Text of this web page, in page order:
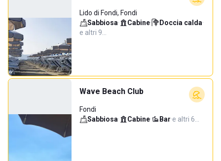
Lido di Fondi, Fondi
Sabbiosa· Cabine· Doccia calda·
e altri 9…
Wave Beach Club
Fondi
Sabbiosa· Cabine· Bar·e altri 6…